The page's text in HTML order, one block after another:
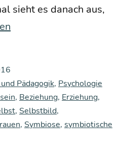
sieht es danach aus,
Pädagogik, Psychologie
, Beziehung, Erziehung,
, Selbstbild,
, Symbiose, symbiotische